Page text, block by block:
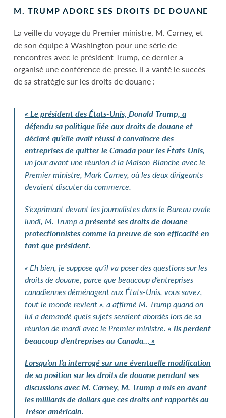
M. TRUMP ADORE SES DROITS DE DOUANE
La veille du voyage du Premier ministre, M. Carney, et
de son équipe à Washington pour une série de
rencontres avec le président Trump, ce dernier a
organisé une conférence de presse. Il a vanté le succès
de sa stratégie sur les droits de douane :
« Le président des États-Unis, Donald Trump, a
défendu sa politique liée auxdroits de douaneet
déclaré qu’elle avait réussi à convaincre des
entreprises de quitter le Canada pour les États-Unis,
un jour avant une réunion à la Maison-Blanche avec le
Premier ministre, MarkCarney, où les deux dirigeants
devaient discuter du commerce.
S’exprimant devant les journalistes dans le Bureau ovale
lundi, M. Trump aprésenté ses droits de douane
protectionnistes comme la preuve de son efficacité en
tant que président.
« Eh bien, je suppose qu’il va poser des questions sur les
droits de douane, parce que beaucoup d’entreprises
canadiennes déménagent aux États-Unis, vous savez,
tout le monde revient », a affirmé M. Trump quand on
lui a demandé quels sujets seraient abordés lors de sa
réunion de mardi avec le Premier ministre. « Ils perdent
beaucoup d’entreprises au Canada… »
Lorsqu’on l’a interrogé sur une éventuelle modification
de sa position sur les droits de douane pendant ses
discussions avec M. Carney, M. Trump a mis en avant
les milliards de dollars que ces droits ont rapportés au
Trésor américain.